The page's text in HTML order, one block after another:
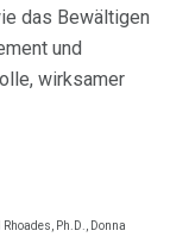
das Bewältigen
und
wirksamer
Ph.D., Donna